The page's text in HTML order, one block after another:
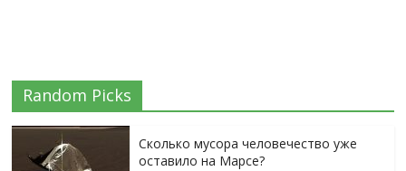
Random Picks
Сколько мусора человечество уже
оставило на Марсе?